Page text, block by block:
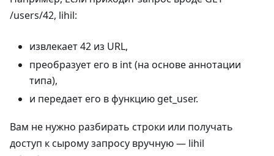
/users/42, lihil:
извлекает 42 из URL,
преобразует его в int (на основе аннотации
типа),
и передает его в функцию get_user.
Вам не нужно разбирать строки или получать
доступ к сырому запросу вручную — lihil